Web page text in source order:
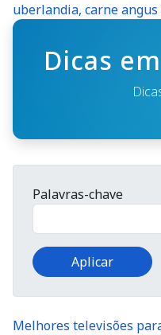
uberlandia, carne
Dicas
Palavras-chave
Melhores televisões